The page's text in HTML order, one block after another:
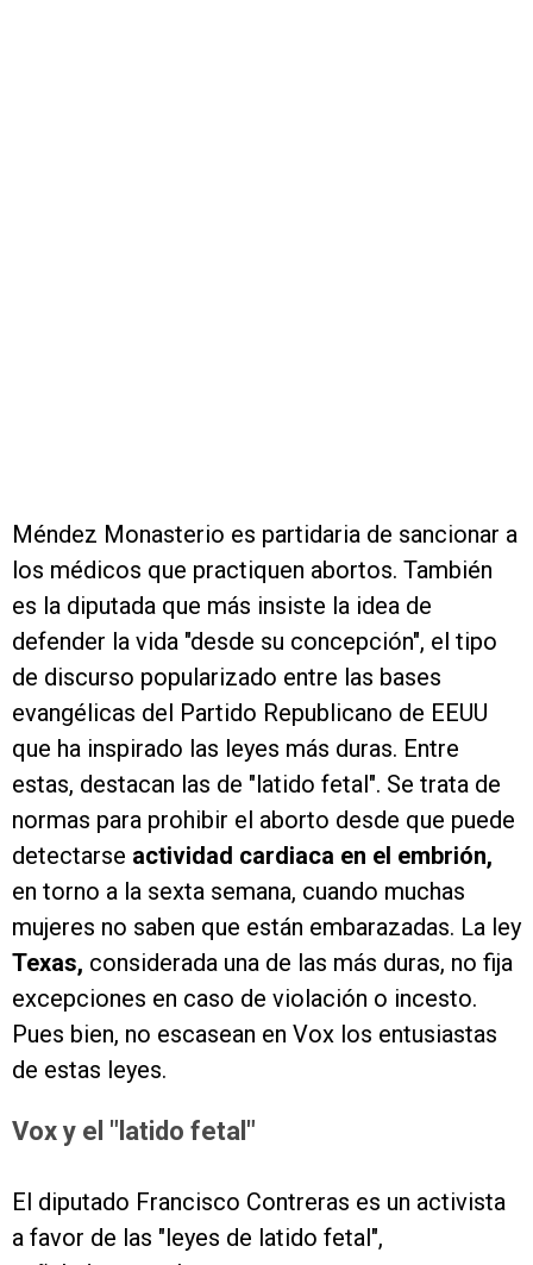
Méndez Monasterio es partidaria de sancionar a
los médicos que practiquen abortos. También
es la diputada que más insiste la idea de
defender la vida "desde su concepción", el tipo
de discurso popularizado entre las bases
evangélicas del Partido Republicano de EEUU
que ha inspirado las leyes más duras. Entre
estas, destacan las de "latido fetal". Se trata de
normas para prohibir el aborto desde que puede
detectarse actividad cardiaca en el embrión,
en torno a la sexta semana, cuando muchas
mujeres no saben que están embarazadas. La ley
Texas, considerada una de las más duras, no fija
excepciones en caso de violación o incesto.
Pues bien, no escasean en Vox los entusiastas
de estas leyes.
Vox y el "latido fetal"
El diputado Francisco Contreras es un activista
a favor de las "leyes de latido fetal",